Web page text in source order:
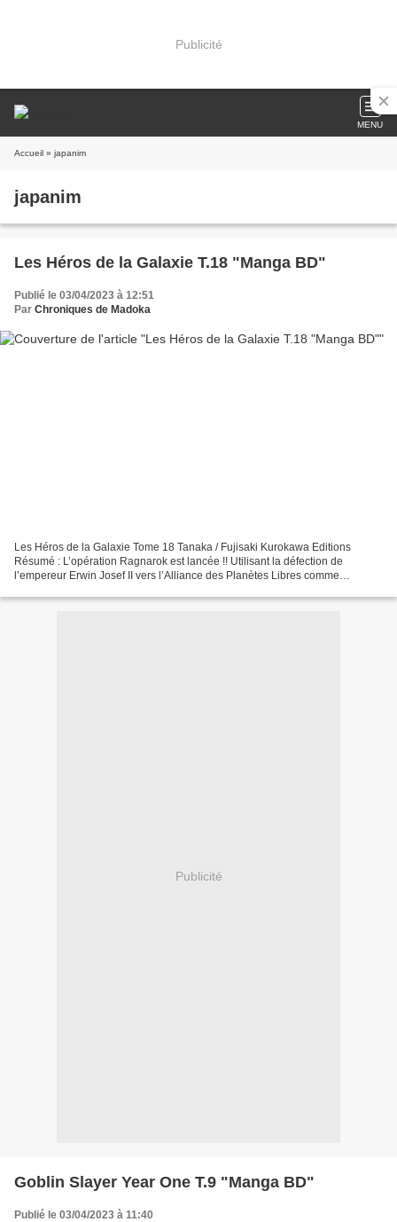
Publicité
MENU
Accueil » japanim
japanim
Les Héros de la Galaxie T.18 "Manga BD"
Publié le 03/04/2023 à 12:51
Par Chroniques de Madoka
Les Héros de la Galaxie Tome 18 Tanaka / Fujisaki Kurokawa Editions
Résumé : L’opération Ragnarok est lancée !! Utilisant la défection de
l’empereur Erwin Josef II vers l’Alliance des Planètes Libres comme
Publicité
Goblin Slayer Year One T.9 "Manga BD"
Publié le 03/04/2023 à 11:40